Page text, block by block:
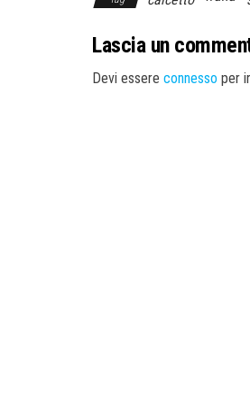
Lascia un
Devi essere connesso per